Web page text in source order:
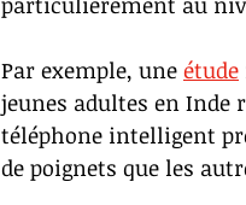
Par exemple, une étude
jeunes adultes en Inde
téléphone intelligent
de poignets que les